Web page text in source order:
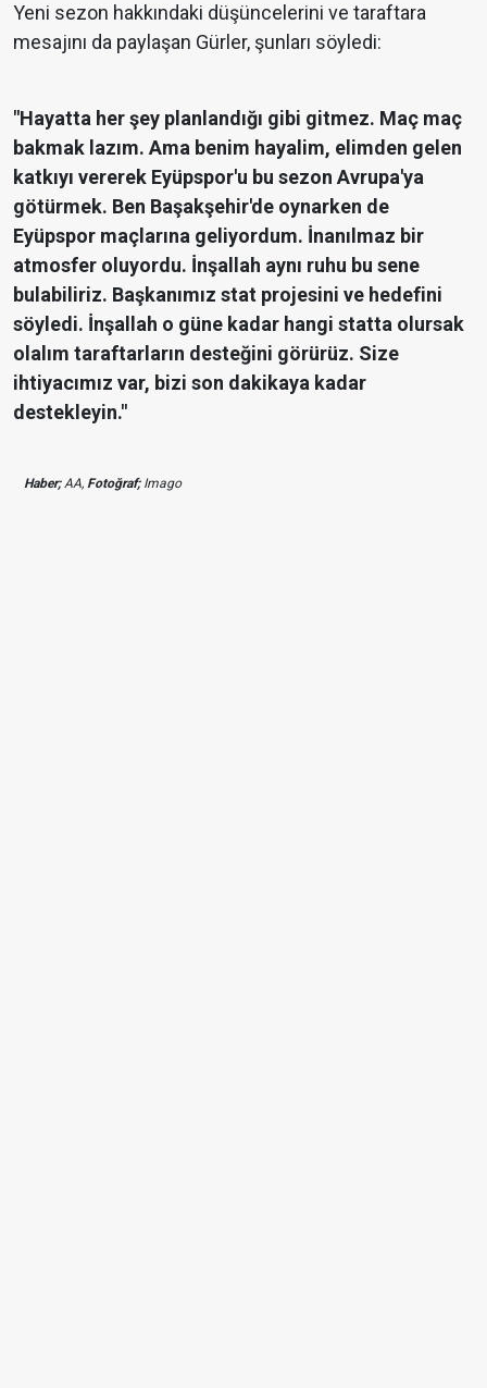
Yeni sezon hakkındaki düşüncelerini ve taraftara
mesajını da paylaşan Gürler, şunları söyledi:
"Hayatta her şey planlandığı gibi gitmez. Maç maç
bakmak lazım. Ama benim hayalim, elimden gelen
katkıyı vererek Eyüpspor'u bu sezon Avrupa'ya
götürmek. Ben Başakşehir'de oynarken de
Eyüpspor maçlarına geliyordum. İnanılmaz bir
atmosfer oluyordu. İnşallah aynı ruhu bu sene
bulabiliriz. Başkanımız stat projesini ve hedefini
söyledi. İnşallah o güne kadar hangi statta olursak
olalım taraftarların desteğini görürüz. Size
ihtiyacımız var, bizi son dakikaya kadar
destekleyin."
Haber;AA, Fotoğraf;Imago